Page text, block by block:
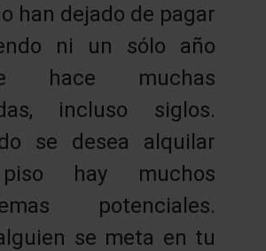
han dejado de pagar
ni un sólo año
hace muchas
incluso siglos.
se desea alquilar
hay muchos
potenciales.
se meta en tu